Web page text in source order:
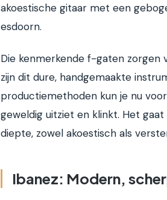
akoestische gitaar met een
esdoorn.
Die kenmerkende f-gaten zorgen
zijn dit dure, handgemaakte
productiemethoden kun je nu
geweldig uitziet en klinkt. Het
diepte, zowel akoestisch als
Ibanez: Modern,